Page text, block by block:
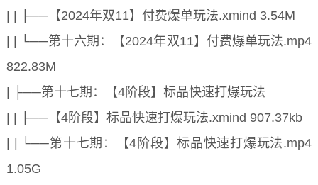
| | ├──【2024年双11】付费爆单玩法.xmind 3.54M
| | └──第十六期：【2024年双11】付费爆单玩法.mp4
822.83M
| ├──第十七期：【4阶段】标品快速打爆玩法
| | ├──【4阶段】标品快速打爆玩法.xmind 907.37kb
| | └──第十七期：【4阶段】标品快速打爆玩法.mp4
1.05G